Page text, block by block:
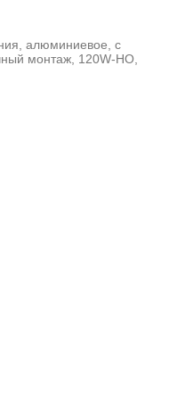
алюминиевое, с
монтаж, 120W-HO,